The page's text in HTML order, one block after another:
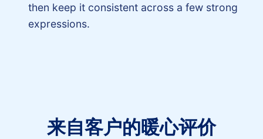
then keep it consistent across a few strong
expressions.
来自客户的暖心评价